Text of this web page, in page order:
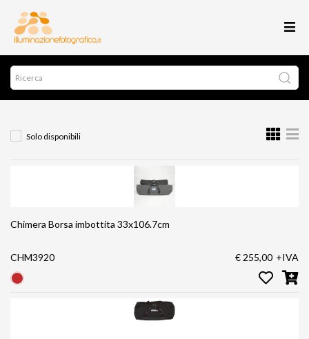
Solo disponibili
Chimera Borsa imbottita 33x106.7cm
CHM3920 € 255,00 +IVA